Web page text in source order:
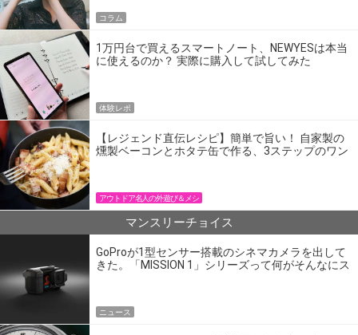
コラム
1万円台で買えるスマートノート、NEWYESは本当
に使えるのか？ 実際に購入して試してみた
体験レポ
【レジェンド直伝レシピ】簡単で旨い！ 自家製の
燻製ベーコンとホタテ缶で作る、3ステップのワン
アウトドア名人の外遊び＆メシ
マンスリーチョイス
GoProが1型センサー搭載のシネマカメラを出して
きた。「MISSION 1」シリーズって何がそんなにス
ニュース